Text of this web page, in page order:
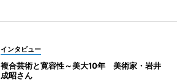
インタビュー
複合芸術と寛容性～美大10年 美術家・岩井
成昭さん